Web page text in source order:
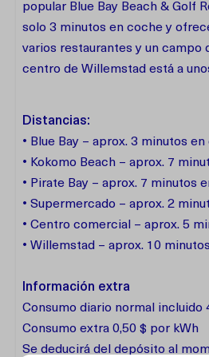
popular Blue Bay Beach & Golf
solo 3 minutos en coche y
varios restaurantes y un campo
centro de Willemstad está a
Distancias:
• Blue Bay – aprox. 3 minutos
• Kokomo Beach – aprox. 7
• Pirate Bay – aprox. 7 minutos
• Supermercado – aprox. 2
• Centro comercial – aprox. 5
• Willemstad – aprox. 10
Información extra
Consumo diario normal incluido
Consumo extra 0,50 $ por kWh
Se deducirá del depósito al